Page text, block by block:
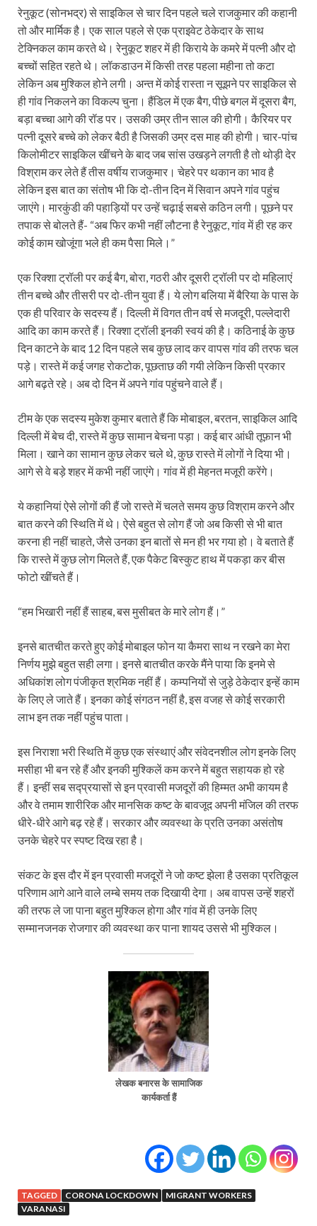
रेनुकूट (सोनभद्र) से साइकिल से चार दिन पहले चले राजकुमार की कहानी
तो और मार्मिक है। एक साल पहले से एक प्राइवेट ठेकेदार के साथ
टेक्निकल काम करते थे। रेनुकूट शहर में ही किराये के कमरे में पत्नी और दो
बच्चों सहित रहते थे। लॉकडाउन में किसी तरह पहला महीना तो कटा
लेकिन अब मुश्किल होने लगी। अन्त में कोई रास्ता न सूझने पर साइकिल से
ही गांव निकलने का विकल्प चुना। हैंडिल में एक बैग, पीछे बगल में दूसरा बैग,
बड़ा बच्चा आगे की रॉड पर। उसकी उम्र तीन साल की होगी। कैरियर पर
पत्नी दूसरे बच्चे को लेकर बैठी है जिसकी उम्र दस माह की होगी। चार-पांच
किलोमीटर साइकिल खींचने के बाद जब सांस उखड़ने लगती है तो थोड़ी देर
विश्राम कर लेते हैं तीस वर्षीय राजकुमार। चेहरे पर थकान का भाव है
लेकिन इस बात का संतोष भी कि दो-तीन दिन में सिवान अपने गांव पहुंच
जाएंगे। मारकुंडी की पहाड़ियों पर उन्हें चढ़ाई सबसे कठिन लगी। पूछने पर
तपाक से बोलते हैं- “अब फिर कभी नहीं लौटना है रेनुकूट, गांव में ही रह कर
कोई काम खोजूंगा भले ही कम पैसा मिले।”
एक रिक्शा ट्रॉली पर कई बैग, बोरा, गठरी और दूसरी ट्रॉली पर दो महिलाएं
तीन बच्चे और तीसरी पर दो-तीन युवा हैं। ये लोग बलिया में बैरिया के पास के
एक ही परिवार के सदस्य हैं। दिल्ली में विगत तीन वर्ष से मजदूरी, पल्लेदारी
आदि का काम करते हैं। रिक्शा ट्रॉली इनकी स्वयं की है। कठिनाई के कुछ
दिन काटने के बाद 12 दिन पहले सब कुछ लाद कर वापस गांव की तरफ चल
पड़े। रास्ते में कई जगह रोकटोक, पूछताछ की गयी लेकिन किसी प्रकार
आगे बढ़ते रहे। अब दो दिन में अपने गांव पहुंचने वाले हैं।
टीम के एक सदस्य मुकेश कुमार बताते हैं कि मोबाइल, बरतन, साइकिल आदि
दिल्ली में बेच दी, रास्ते में कुछ सामान बेचना पड़ा। कई बार आंधी तूफ़ान भी
मिला। खाने का सामान कुछ लेकर चले थे, कुछ रास्ते में लोगों ने दिया भी।
आगे से वे बड़े शहर में कभी नहीं जाएंगे। गांव में ही मेहनत मजूरी करेंगे।
ये कहानियां ऐसे लोगों की हैं जो रास्ते में चलते समय कुछ विश्राम करने और
बात करने की स्थिति में थे। ऐसे बहुत से लोग हैं जो अब किसी से भी बात
करना ही नहीं चाहते, जैसे उनका इन बातों से मन ही भर गया हो। वे बताते हैं
कि रास्ते में कुछ लोग मिलते हैं, एक पैकेट बिस्कुट हाथ में पकड़ा कर बीस
फोटो खींचते हैं।
“हम भिखारी नहीं हैं साहब, बस मुसीबत के मारे लोग हैं।”
इनसे बातचीत करते हुए कोई मोबाइल फोन या कैमरा साथ न रखने का मेरा
निर्णय मुझे बहुत सही लगा। इनसे बातचीत करके मैंने पाया कि इनमे से
अधिकांश लोग पंजीकृत श्रमिक नहीं हैं। कम्पनियों से जुड़े ठेकेदार इन्हें काम
के लिए ले जाते हैं। इनका कोई संगठन नहीं है, इस वजह से कोई सरकारी
लाभ इन तक नहीं पहुंच पाता।
इस निराशा भरी स्थिति में कुछ एक संस्थाएं और संवेदनशील लोग इनके लिए
मसीहा भी बन रहे हैं और इनकी मुश्किलें कम करने में बहुत सहायक हो रहे
हैं। इन्हीं सब सद्प्रयासों से इन प्रवासी मजदूरों की हिम्मत अभी कायम है
और वे तमाम शारीरिक और मानसिक कष्ट के बावजूद अपनी मंजिल की तरफ
धीरे-धीरे आगे बढ़ रहे हैं। सरकार और व्यवस्था के प्रति उनका असंतोष
उनके चेहरे पर स्पष्ट दिख रहा है।
संकट के इस दौर में इन प्रवासी मजदूरों ने जो कष्ट झेला है उसका प्रतिकूल
परिणाम आगे आने वाले लम्बे समय तक दिखायी देगा। अब वापस उन्हें शहरों
की तरफ ले जा पाना बहुत मुश्किल होगा और गांव में ही उनके लिए
सम्मानजनक रोजगार की व्यवस्था कर पाना शायद उससे भी मुश्किल।
लेखक बनारस के सामाजिक
कार्यकर्ता हैं
TAGGED CORONA LOCKDOWN
MIGRANT WORKERS
VARANASI